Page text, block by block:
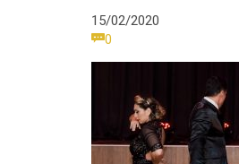
15/02/2020
0